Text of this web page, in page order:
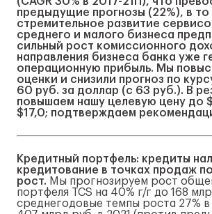
предыдущие прогнозы (22%), в то
стремительное развитие
среднего и малого бизнеса
сильный рост комиссионного
направления бизнеса банка уже
операционную прибыль. Мы
оценки и снизили прогноз по
60 руб. за доллар (с 63 руб.). В
повышаем нашу целевую цену до
$17,0; подтверждаем
Кредитный портфель: кредиты
кредитование в точках продаж
рост. Мы прогнозируем рост
портфеля TCS на 40% г/г до 168
среднегодовые темпы роста 27% в